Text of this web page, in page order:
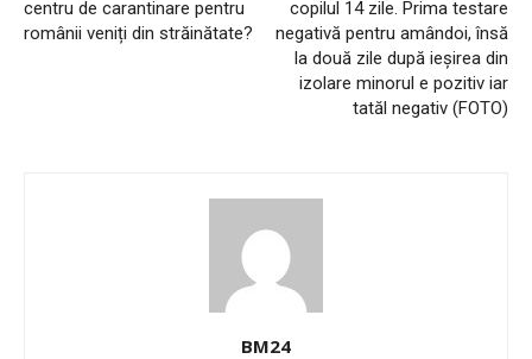
centru de carantinare pentru
românii veniți din străinătate?
copilul 14 zile. Prima testare
negativă pentru amândoi, însă
la două zile după ieșirea din
izolare minorul e pozitiv iar
tatăl negativ (FOTO)
BM24